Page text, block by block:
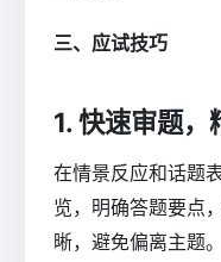
三、应试技巧
1. 快速审题，
在情景反应和话题
览，明确答题要点
晰，避免偏离主题。